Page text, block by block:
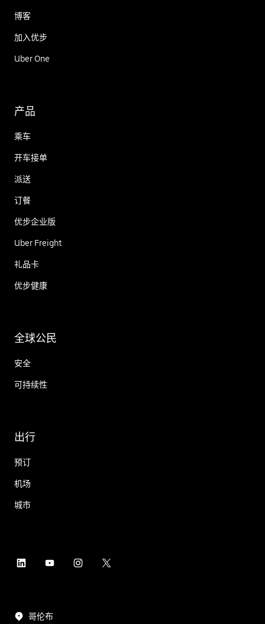
博客
加入优步
Uber One
产品
乘车
开车接单
派送
订餐
优步企业版
Uber Freight
礼品卡
优步健康
全球公民
安全
可持续性
出行
预订
机场
城市
哥伦布